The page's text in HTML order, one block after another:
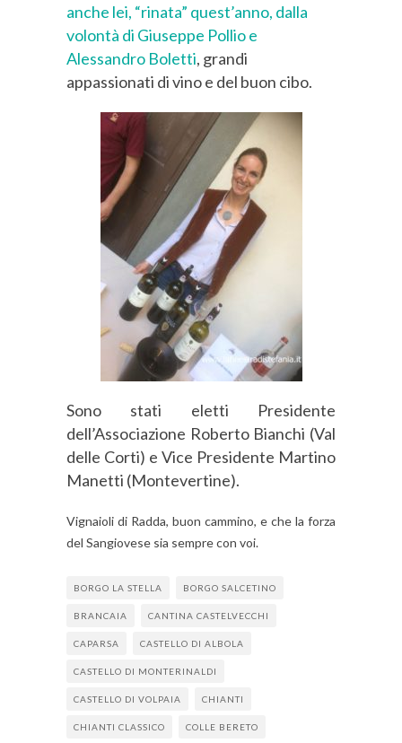
anche lei, “rinata” quest’anno, dalla
volontà di Giuseppe Pollio e
Alessandro Boletti, grandi
appassionati di vino e del buon cibo.
Sono stati eletti Presidente
dell’Associazione Roberto Bianchi (Val
delle Corti) e Vice Presidente Martino
Manetti (Montevertine).
Vignaioli di Radda, buon cammino, e che la forza
del Sangiovese sia sempre con voi.
BORGO LA STELLA BORGO SALCETINO
BRANCAIA CANTINA CASTELVECCHI
CAPARSA CASTELLO DI ALBOLA
CASTELLO DI MONTERINALDI
CASTELLO DI VOLPAIA CHIANTI
CHIANTI CLASSICO COLLE BERETO